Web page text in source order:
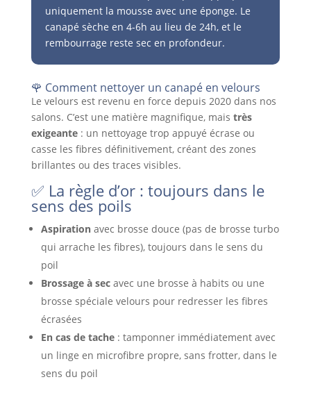
uniquement la mousse avec une éponge. Le
canapé sèche en 4-6h au lieu de 24h, et le
rembourrage reste sec en profondeur.
🌹 Comment nettoyer un canapé en velours
Le velours est revenu en force depuis 2020 dans nos
salons. C’est une matière magnifique, mais très
exigeante: un nettoyage trop appuyé écrase ou
casse les fibres définitivement, créant des zones
brillantes ou des traces visibles.
✅ La règle d’or : toujours dans le
sens des poils
Aspirationavec brosse douce (pas de brosse turbo
qui arrache les fibres), toujours dans le sens du
poil
Brossage à secavec une brosse à habits ou une
brosse spéciale velours pour redresser les fibres
écrasées
En cas de tache: tamponner immédiatement avec
un linge en microfibre propre, sans frotter, dans le
sens du poil